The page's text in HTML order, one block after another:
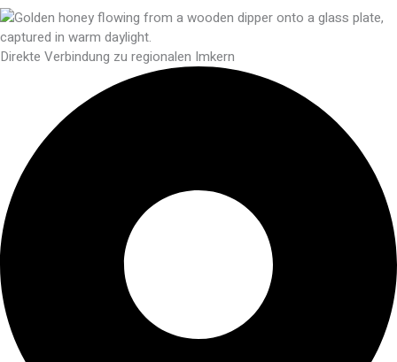
Direkte Verbindung zu regionalen Imkern